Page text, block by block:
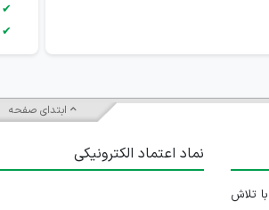
✔
✔
ابتدای صفحه
شد و با تلاش
نماد اعتماد الکترونیکی